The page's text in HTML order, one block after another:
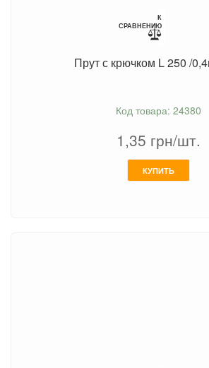
К
СРАВНЕНИЮ
Прут с крючком L 250 /
Код товара: 24380
1,35 грн/шт.
КУПИТЬ